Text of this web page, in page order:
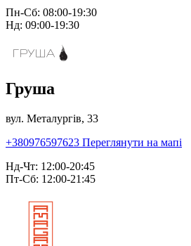
Пн-Сб: 08:00-19:30
Нд: 09:00-19:30
Груша
вул. Металургів, 33
+380976597623 Переглянути на мапі
Нд-Чт: 12:00-20:45
Пт-Сб: 12:00-21:45